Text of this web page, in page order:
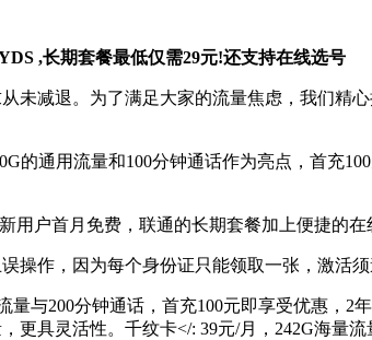
,长期套餐最低仅需29元!还支持在线选号
未减退。为了满足大家的流量焦虑，我们精
的通用流量和100分钟通话作为亮点，首充
用户首月免费，联通的长期套餐加上便捷的在
操作，因为每个身份证只能领取一张，激活须
量与200分钟通话，首充100元即享受优惠，
更具灵活性。千纹卡</: 39元/月，242G海